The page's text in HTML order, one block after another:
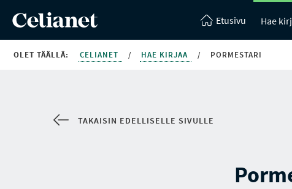
Etusivu Hae
OLET TÄÄLLÄ: CELIANET / HAE KIRJAA / PORMESTARI
TAKAISIN EDELLISELLE SIVULLE